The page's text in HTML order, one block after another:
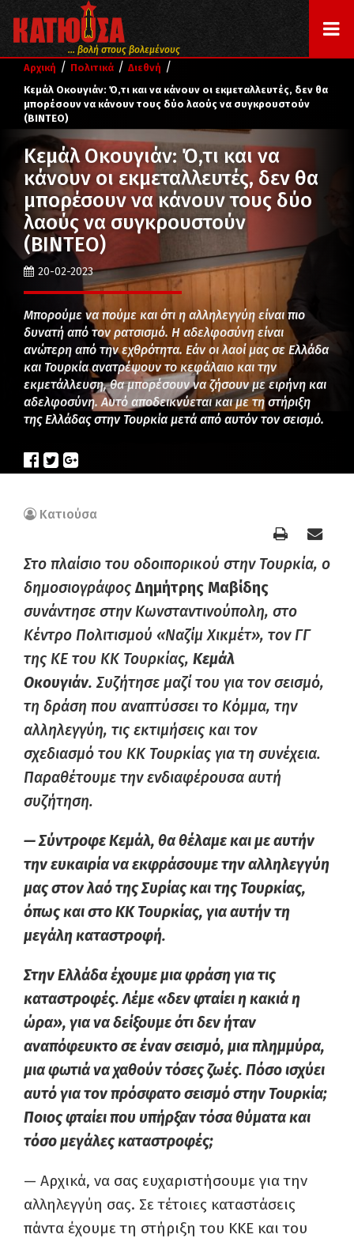
... βολή στους βολεμένους
Αρχική / Πολιτικά / Διεθνή /
Κεμάλ Οκουγιάν: Ό,τι και να κάνουν οι εκμεταλλευτές, δεν θα
μπορέσουν να κάνουν τους δύο λαούς να συγκρουστούν
(ΒΙΝΤΕΟ)
Κεμάλ Οκουγιάν: Ό,τι και να
κάνουν οι εκμεταλλευτές, δεν θα
μπορέσουν να κάνουν τους δύο
λαούς να συγκρουστούν
(ΒΙΝΤΕΟ)
20-02-2023
Μπορούμε να πούμε και ότι η αλληλεγγύη είναι πιο
δυνατή από τον ρατσισμό. Η αδελφοσύνη είναι
ανώτερη από την εχθρότητα. Εάν οι λαοί μας σε Ελλάδα
και Τουρκία ανατρέψουν το κεφάλαιο και την
εκμετάλλευση, θα μπορέσουν να ζήσουν με ειρήνη και
αδελφοσύνη. Αυτό αποδεικνύεται και με τη στήριξη
της Ελλάδας στην Τουρκία μετά από αυτόν τον σεισμό.
Κατιούσα
Στο πλαίσιο του οδοιπορικού στην Τουρκία, ο
δημοσιογράφοςΔημήτρης Μαβίδης
συνάντησε στην Κωνσταντινούπολη, στο
Κέντρο Πολιτισμού «Ναζίμ Χικμέτ», τον ΓΓ
της ΚΕ του ΚΚ Τουρκίας, Κεμάλ
Οκουγιάν. Συζήτησε μαζί του για τον σεισμό,
τη δράση που αναπτύσσει το Κόμμα, την
αλληλεγγύη, τις εκτιμήσεις και τον
σχεδιασμό του ΚΚ Τουρκίας για τη συνέχεια.
Παραθέτουμε την ενδιαφέρουσα αυτή
συζήτηση.
— Σύντροφε Κεμάλ, θα θέλαμε και με αυτήν
την ευκαιρία να εκφράσουμε την αλληλεγγύη
μας στον λαό της Συρίας και της Τουρκίας,
όπως και στο ΚΚ Τουρκίας, για αυτήν τη
μεγάλη καταστροφή.
Στην Ελλάδα έχουμε μια φράση για τις
καταστροφές. Λέμε «δεν φταίει η κακιά η
ώρα», για να δείξουμε ότι δεν ήταν
αναπόφευκτο σε έναν σεισμό, μια πλημμύρα,
μια φωτιά να χαθούν τόσες ζωές. Πόσο ισχύει
αυτό για τον πρόσφατο σεισμό στην Τουρκία;
Ποιος φταίει που υπήρξαν τόσα θύματα και
τόσο μεγάλες καταστροφές;
— Αρχικά, να σας ευχαριστήσουμε για την
αλληλεγγύη σας. Σε τέτοιες καταστάσεις
πάντα έχουμε τη στήριξη του ΚΚΕ και του